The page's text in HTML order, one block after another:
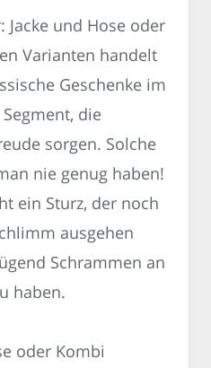
Jacke und Hose oder
Varianten handelt
Geschenke im
die
sorgen. Solche
nie genug haben!
ein Sturz, der noch
ausgehen
Schrammen an
haben.
oder Kombi